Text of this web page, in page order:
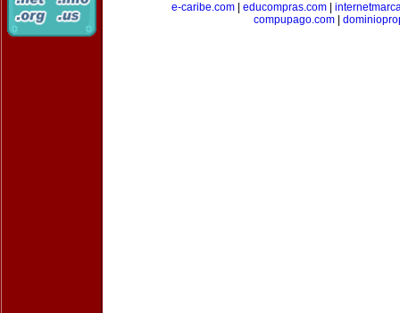
e-caribe.com| educompras.com|
compupago.com|